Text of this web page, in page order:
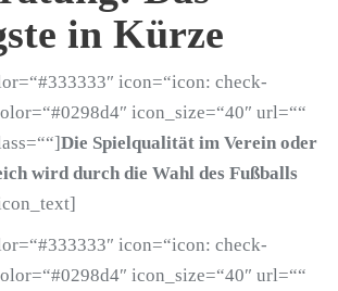
in Kürze
icon=“icon: check-
icon_size=“40″ url=““
Die Spielqualität im Verein oder
wird durch die Wahl des Fußballs
icon=“icon: check-
icon_size=“40″ url=““